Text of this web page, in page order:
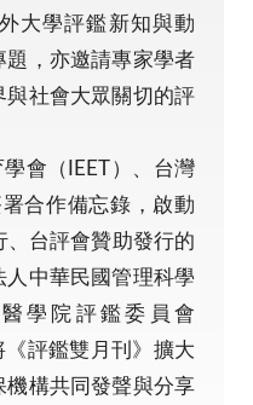
大學評鑑新知與動
，亦邀請專家學者
社會大眾關切的評
會（IEET）、台灣
合作備忘錄，啟動
、台評會贊助發行的
中華民國管理科學
學院評鑑委員會
《評鑑雙月刊》擴大
構共同發聲與分享